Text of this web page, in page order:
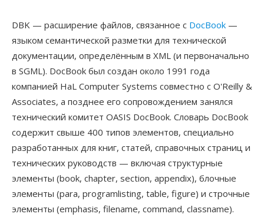
DBK — расширение файлов, связанное с DocBook —
языком семантической разметки для технической
документации, определённым в XML (и первоначально
в SGML). DocBook был создан около 1991 года
компанией HaL Computer Systems совместно с O'Reilly &
Associates, а позднее его сопровождением занялся
технический комитет OASIS DocBook. Словарь DocBook
содержит свыше 400 типов элементов, специально
разработанных для книг, статей, справочных страниц и
технических руководств — включая структурные
элементы (book, chapter, section, appendix), блочные
элементы (para, programlisting, table, figure) и строчные
элементы (emphasis, filename, command, classname).